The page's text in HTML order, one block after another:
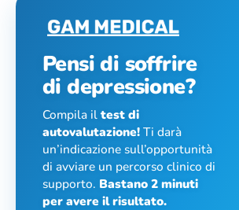
Pensi di soffrire
di depressione?
Compila iltest di
autovalutazione!Ti darà
un’indicazione sull’opportunità
di avviare un percorso clinico di
supporto. Bastano 2 minuti
per avere il risultato.